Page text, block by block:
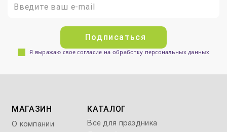
Подписаться
Я выражаю свое согласие на обработку персональных данных
МАГАЗИН
О компании
КАТАЛОГ
Все для праздника